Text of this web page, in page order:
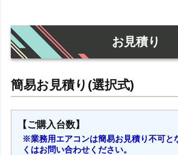
お見積り
【ご購入台数】
※業務用エアコンは簡易お見積り不可と
くはお問い合わせください。